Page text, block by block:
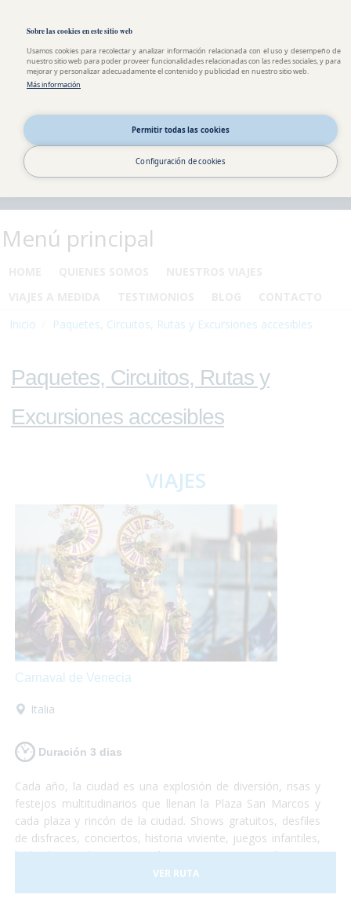
Sobre las cookies en este sitio web
Usamos cookies para recolectar y analizar información relacionada con el uso y desempeño de
nuestro sitio web para poder proveer funcionalidades relacionadas con las redes sociales, y para
mejorar y personalizar adecuadamente el contenido y publicidad en nuestro sitio web.
Más información
Permitir todas las cookies
Configuración de cookies
Menú principal
Inicio
Paquetes, Circuitos, Rutas y Excursiones accesibles
Paquetes, Circuitos, Rutas y
Excursiones accesibles
VIAJES
Carnaval de Venecia
Italia
Duración 3 dias
Cada año, la ciudad es una explosión de diversión, risas y
festejos multitudinarios que llenan la Plaza San Marcos y
cada plaza y rincón de la ciudad. Shows gratuitos, desfiles
de disfraces, conciertos, historia viviente, juegos infantiles,
bailes hasta el amanecer, degustaciones gastronómicas e
infinidad de otras emociones sensoriales que no te dejarán
indiferente. Paseos por los canales, un recorrido en
VER RUTA